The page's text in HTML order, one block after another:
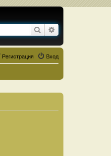
Поиск
Вход
Регистрация